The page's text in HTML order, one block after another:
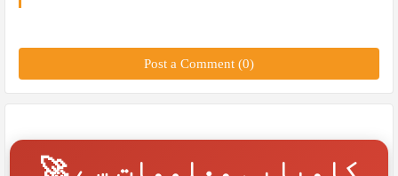
Post a Comment (0)
🚀 کامیابی معلومات سے